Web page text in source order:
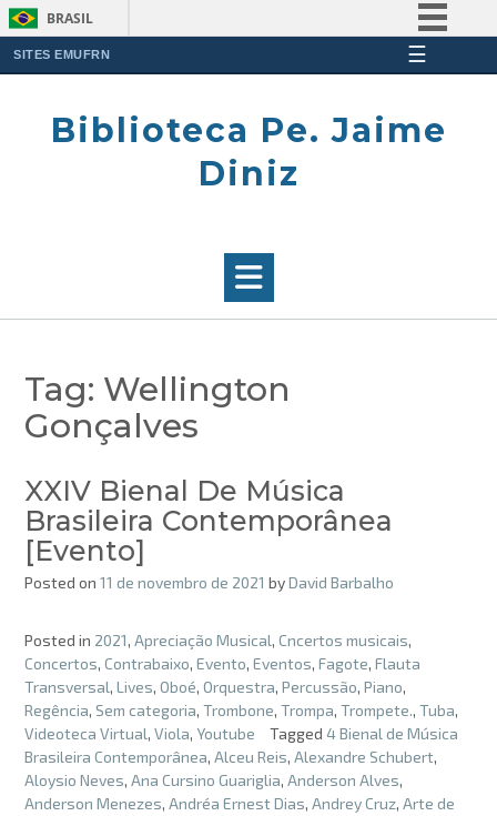
BRASIL
Participe
SITES EMUFRN ☰
Biblioteca Pe. Jaime
Diniz
Tag: Wellington
Gonçalves
XXIV Bienal De Música
Brasileira Contemporânea
[Evento]
Posted on 11 de novembro de 2021 byDavid Barbalho
Posted in 2021, Apreciação Musical, Cncertos musicais,
Concertos, Contrabaixo, Evento, Eventos, Fagote, Flauta
Transversal, Lives, Oboé, Orquestra, Percussão, Piano,
Regência, Sem categoria, Trombone, Trompa, Trompete., Tuba,
Videoteca Virtual, Viola, Youtube Tagged 4 Bienal de Música
Brasileira Contemporânea, Alceu Reis, Alexandre Schubert,
Aloysio Neves, Ana Cursino Guariglia, Anderson Alves,
Anderson Menezes, Andréa Ernest Dias, Andrey Cruz, Arte de